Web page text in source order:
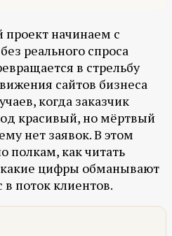
начинаем с
реального спроса
в стрельбу
сайтов бизнеса
когда заказчик
красивый, но мёртвый
нет заявок. В этом
полкам, как читать
какие цифры обманывают
в поток клиентов.